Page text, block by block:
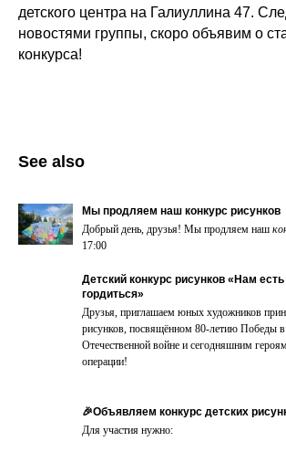
детского центра на Галиуллина 47.
новостями группы, скоро объявим о
конкурса!
See also
Мы продляем наш конкурс рисунков
Добрый день, друзья! Мы продляем наш
17:00
Детский конкурс рисунков «Нам
гордиться»
Друзья, приглашаем юных художников
рисунков, посвящённом 80-летию Победы
Отечественной войне и сегодняшним
операции!
🎉Объявляем конкурс детских
Для участия нужно: